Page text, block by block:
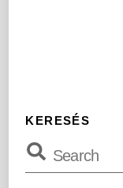
KERESÉS